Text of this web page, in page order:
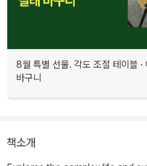
8월 특별 선물. 각도 조절 테이블 ·
바구니
책소개